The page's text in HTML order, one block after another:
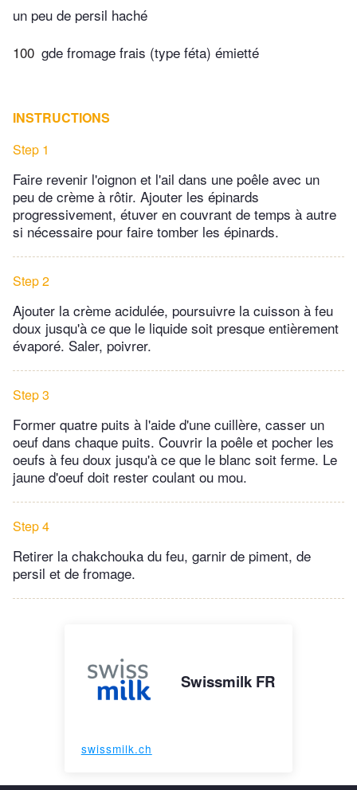
un peu de persil haché
100 gde fromage frais (type féta) émietté
INSTRUCTIONS
Step 1
Faire revenir l'oignon et l'ail dans une poêle avec un
peu de crème à rôtir. Ajouter les épinards
progressivement, étuver en couvrant de temps à autre
si nécessaire pour faire tomber les épinards.
Step 2
Ajouter la crème acidulée, poursuivre la cuisson à feu
doux jusqu'à ce que le liquide soit presque entièrement
évaporé. Saler, poivrer.
Step 3
Former quatre puits à l'aide d'une cuillère, casser un
oeuf dans chaque puits. Couvrir la poêle et pocher les
oeufs à feu doux jusqu'à ce que le blanc soit ferme. Le
jaune d'oeuf doit rester coulant ou mou.
Step 4
Retirer la chakchouka du feu, garnir de piment, de
persil et de fromage.
Swissmilk FR
swissmilk.ch